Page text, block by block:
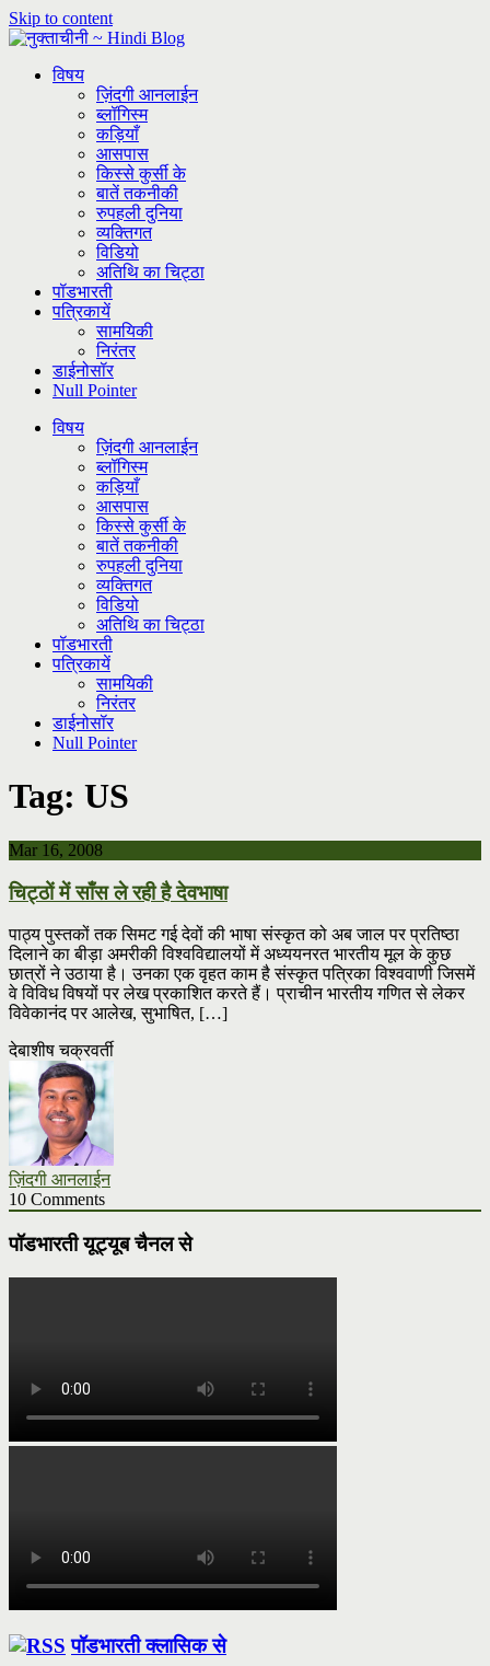
Skip to content
विषय
ज़िंदगी आनलाईन
ब्लॉगिस्म
कड़ियाँ
आसपास
किस्से कुर्सी के
बातें तकनीकी
रुपहली दुनिया
व्यक्तिगत
विडियो
अतिथि का चिट्ठा
पॉडभारती
पत्रिकायें
सामयिकी
निरंतर
डाईनोसॉर
Null Pointer
विषय
ज़िंदगी आनलाईन
ब्लॉगिस्म
कड़ियाँ
आसपास
किस्से कुर्सी के
बातें तकनीकी
रुपहली दुनिया
व्यक्तिगत
विडियो
अतिथि का चिट्ठा
पॉडभारती
पत्रिकायें
सामयिकी
निरंतर
डाईनोसॉर
Null Pointer
Tag: US
Mar 16, 2008
चिट्ठों में साँस ले रही है देवभाषा
पाठ्य पुस्तकों तक सिमट गई देवों की भाषा संस्कृत को अब जाल पर प्रतिष्ठा
दिलाने का बीड़ा अमरीकी विश्वविद्यालयों में अध्ययनरत भारतीय मूल के कुछ
छात्रों ने उठाया है। उनका एक वृहत काम है संस्कृत पत्रिका विश्ववाणी जिसमें
वे विविध विषयों पर लेख प्रकाशित करते हैं। प्राचीन भारतीय गणित से लेकर
विवेकानंद पर आलेख, सुभाषित, […]
देबाशीष चक्रवर्ती
ज़िंदगी आनलाईन
10 Comments
पॉडभारती यूट्यूब चैनल से
पॉडभारती क्लासिक से